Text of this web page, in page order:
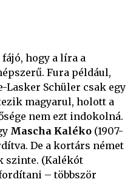
hogy a líra a
Fura például,
Lasker Schüler csak egy
magyarul, holott a
nem ezt indokolná.
Mascha Kaléko (1907-
De a kortárs német
szinte. (Kalékót
– többször